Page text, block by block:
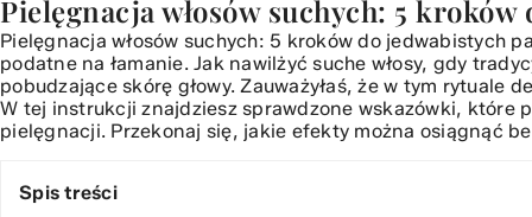
Pielęgnacja włosów suchych: 5
Pielęgnacja włosów suchych: 5 kroków do jedwabistych
podatne na łamanie. Jak nawilżyć suche włosy, gdy
pobudzające skórę głowy. Zauważyłaś, że w tym rytuale
W tej instrukcji znajdziesz sprawdzone wskazówki, które
pielęgnacji. Przekonaj się, jakie efekty można osiągnąć
Spis treści